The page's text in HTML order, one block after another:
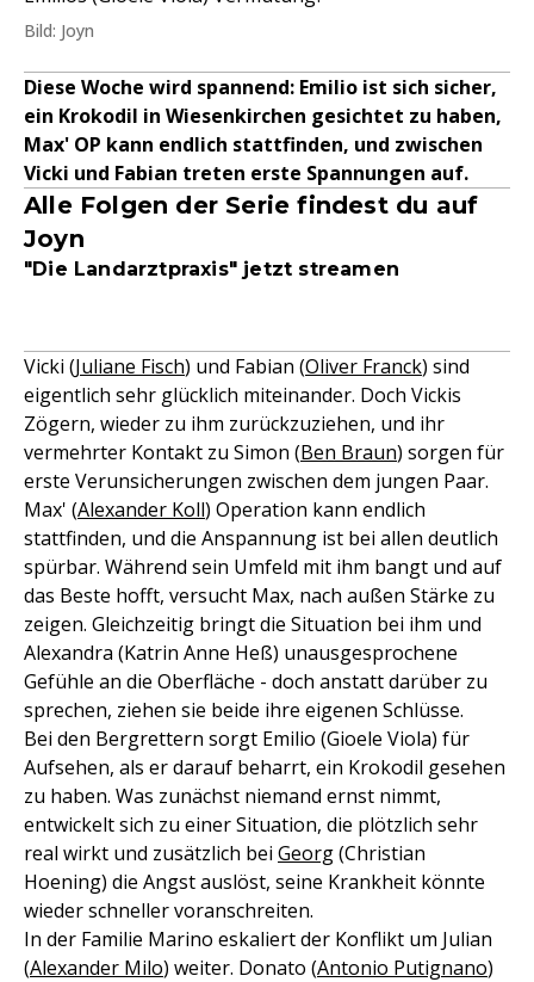
Bild: Joyn
Diese Woche wird spannend: Emilio ist sich sicher,
ein Krokodil in Wiesenkirchen gesichtet zu haben,
Max' OP kann endlich stattfinden, und zwischen
Vicki und Fabian treten erste Spannungen auf.
Alle Folgen der Serie findest du auf
Joyn
"Die Landarztpraxis" jetzt streamen
Vicki (Juliane Fisch) und Fabian (Oliver Franck) sind
eigentlich sehr glücklich miteinander. Doch Vickis
Zögern, wieder zu ihm zurückzuziehen, und ihr
vermehrter Kontakt zu Simon (Ben Braun) sorgen für
erste Verunsicherungen zwischen dem jungen Paar.
Max' (Alexander Koll) Operation kann endlich
stattfinden, und die Anspannung ist bei allen deutlich
spürbar. Während sein Umfeld mit ihm bangt und auf
das Beste hofft, versucht Max, nach außen Stärke zu
zeigen. Gleichzeitig bringt die Situation bei ihm und
Alexandra (Katrin Anne Heß) unausgesprochene
Gefühle an die Oberfläche - doch anstatt darüber zu
sprechen, ziehen sie beide ihre eigenen Schlüsse.
Bei den Bergrettern sorgt Emilio (Gioele Viola) für
Aufsehen, als er darauf beharrt, ein Krokodil gesehen
zu haben. Was zunächst niemand ernst nimmt,
entwickelt sich zu einer Situation, die plötzlich sehr
real wirkt und zusätzlich bei Georg(Christian
Hoening) die Angst auslöst, seine Krankheit könnte
wieder schneller voranschreiten.
In der Familie Marino eskaliert der Konflikt um Julian
(Alexander Milo) weiter. Donato (Antonio Putignano)